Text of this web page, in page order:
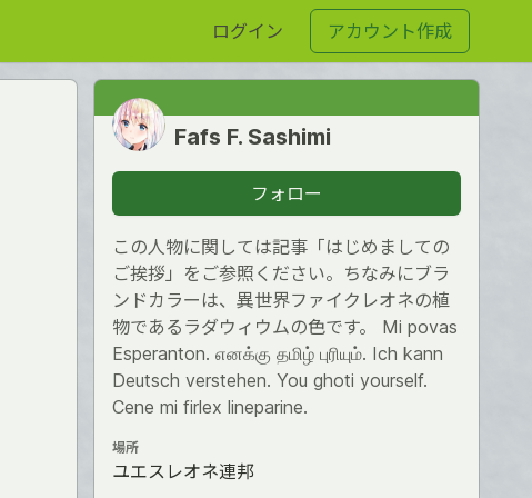
ログイン アカウント作成
Fafs F. Sashimi
フォロー
この人物に関しては記事「はじめましての
ご挨拶」をご参照ください。ちなみにブラ
ンドカラーは、異世界ファイクレオネの植
物であるラダウィウムの色です。 Mi povas
Esperanton. எனக்கு தமிழ் புரியும். Ich kann
Deutsch verstehen. You ghoti yourself.
Cene mi firlex lineparine.
場所
ユエスレオネ連邦